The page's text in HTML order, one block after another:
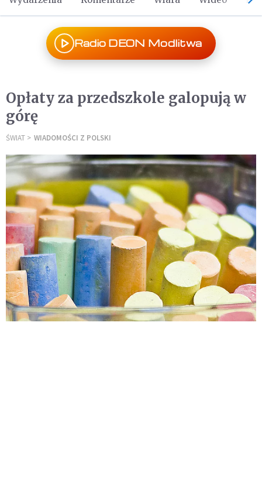
Radio DEON Modlitwa
Opłaty za przedszkole galopują w
górę
ŚWIAT WIADOMOŚCI Z POLSKI